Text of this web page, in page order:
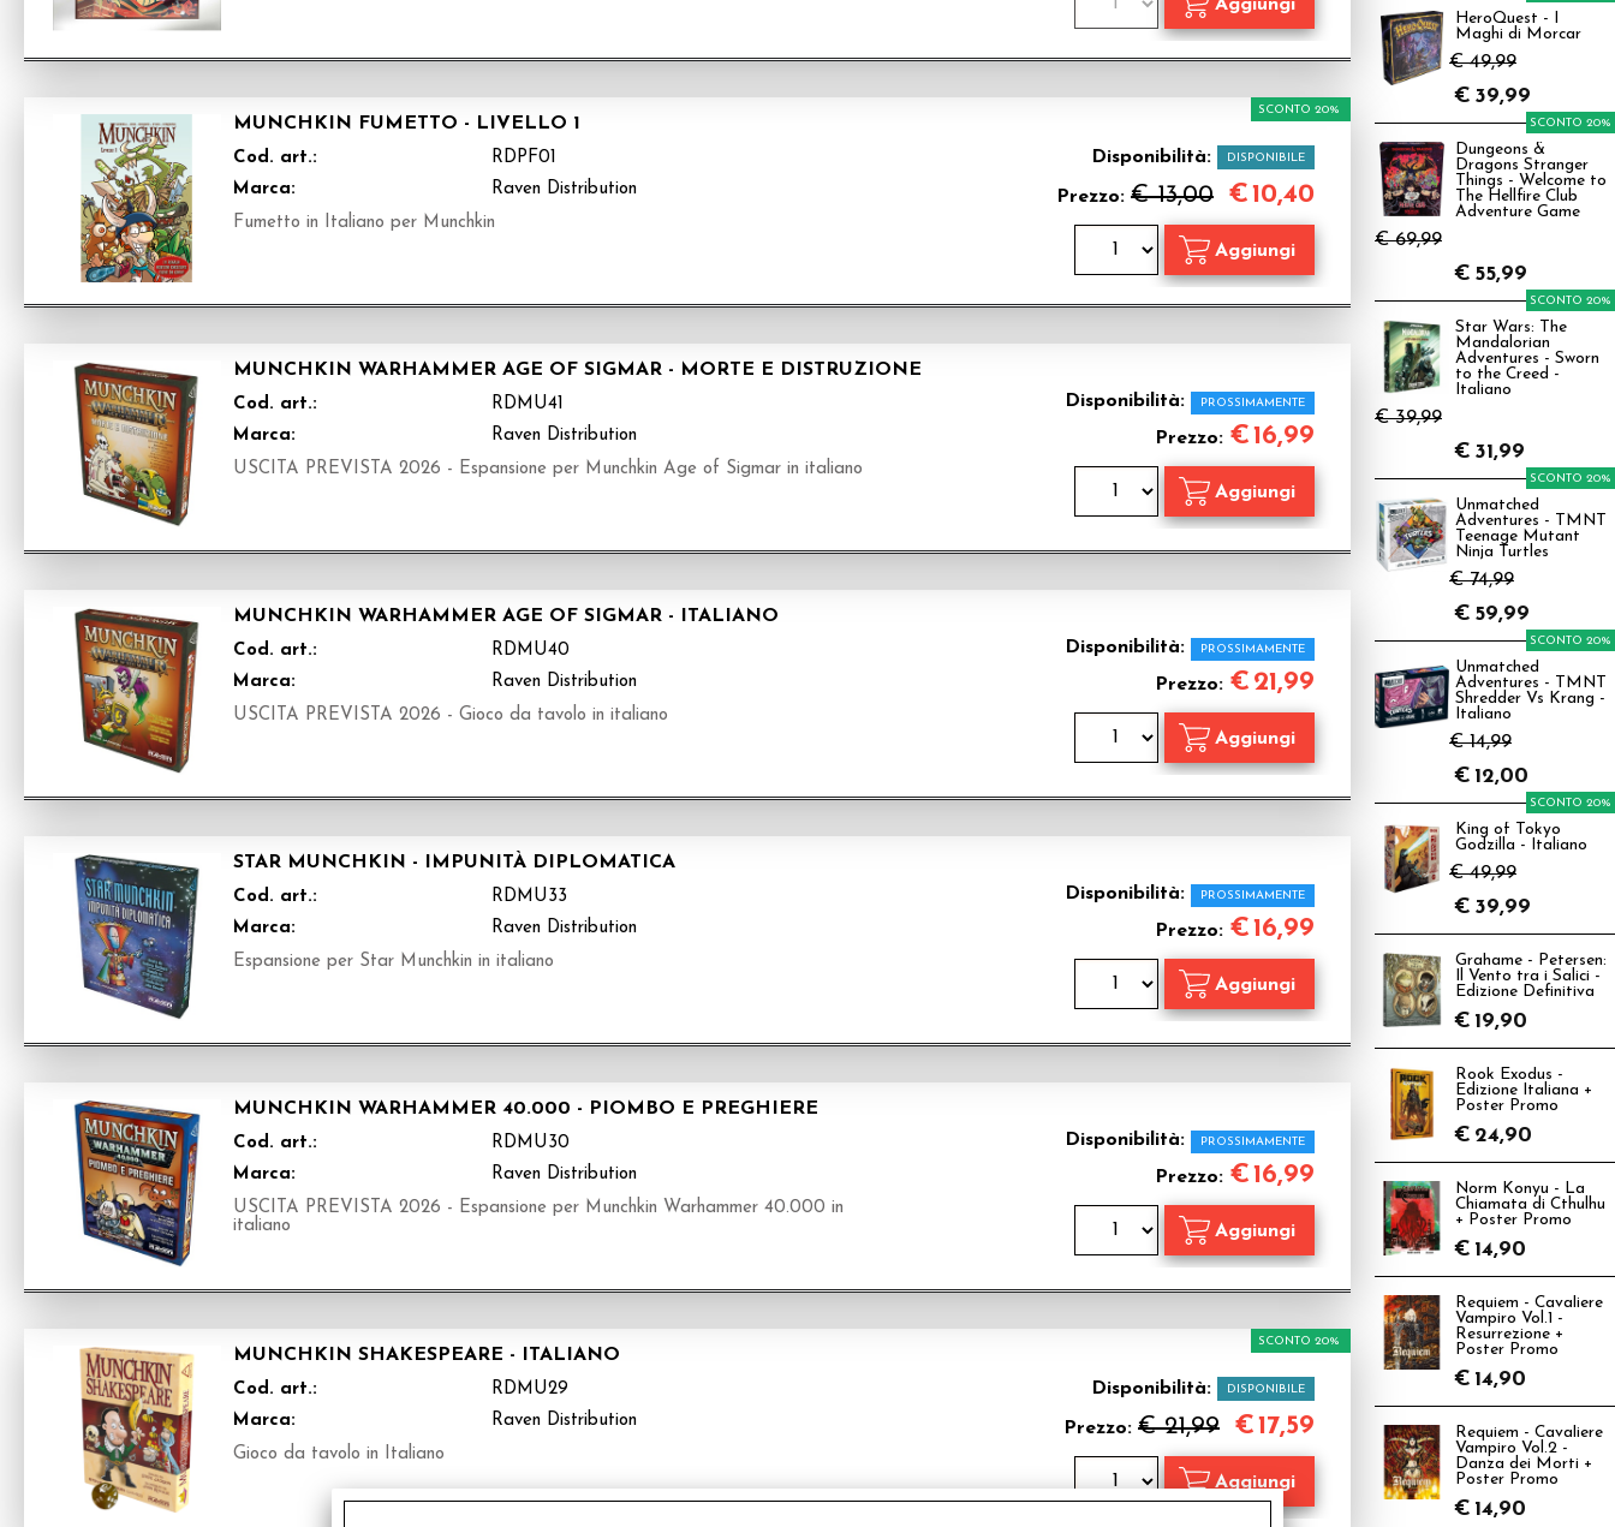
MUNCHKIN FUMETTO - LIVELLO 1
Cod. art.:
RDPF01
Marca:
Raven Distribution
Fumetto in Italiano per Munchkin
Disponibilità: DISPONIBILE
Prezzo: € 13,00
SCONTO 20%
€10,40
MUNCHKIN WARHAMMER AGE OF SIGMAR - MORTE E DISTRUZIONE
Cod. art.:
RDMU41
Marca:
Raven Distribution
USCITA PREVISTA 2026 - Espansione per Munchkin Age of Sigmar in italiano
Disponibilità: PROSSIMAMENTE
Prezzo: €16,99
MUNCHKIN WARHAMMER AGE OF SIGMAR - ITALIANO
Cod. art.:
RDMU40
Marca:
Raven Distribution
USCITA PREVISTA 2026 - Gioco da tavolo in italiano
Disponibilità: PROSSIMAMENTE
Prezzo: € 21,99
STAR MUNCHKIN - IMPUNITÀ DIPLOMATICA
Cod. art.:
RDMU33
Marca:
Raven Distribution
Espansione per Star Munchkin in italiano
Disponibilità: PROSSIMAMENTE
Prezzo: €16,99
MUNCHKIN WARHAMMER 40.000 - PIOMBO E PREGHIERE
Cod. art.:
RDMU30
Marca:
Raven Distribution
USCITA PREVISTA 2026 - Espansione per Munchkin Warhammer 40.000 in
italiano
Disponibilità: PROSSIMAMENTE
Prezzo: €16,99
MUNCHKIN SHAKESPEARE - ITALIANO
Cod. art.:
RDMU29
Marca:
Raven Distribution
Gioco da tavolo in Italiano
Disponibilità: DISPONIBILE
Prezzo: € 21,99
SCONTO 20%
€17,59
HeroQuest - I
Maghi di Morcar
€ 49,99
€ 39,99
Dungeons &
Dragons Stranger
Things - Welcome to
The Hellfire Club
Adventure Game
€ 69,99
SCONTO 20%
€ 55,99
Star Wars: The
Mandalorian
Adventures - Sworn
to the Creed -
Italiano
€ 39,99
SCONTO 20%
€ 31,99
Unmatched
Adventures - TMNT
Teenage Mutant
Ninja Turtles
€ 74,99
SCONTO 20%
€ 59,99
Unmatched
Adventures - TMNT
Shredder Vs Krang -
Italiano
€ 14,99
SCONTO 20%
€ 12,00
King of Tokyo
Godzilla - Italiano
€ 49,99
SCONTO 20%
€ 39,99
Grahame - Petersen:
Il Vento tra i Salici -
Edizione Definitiva
€ 19,90
Rook Exodus -
Edizione Italiana +
Poster Promo
€ 24,90
Norm Konyu - La
Chiamata di Cthulhu
+ Poster Promo
€ 14,90
Requiem - Cavaliere
Vampiro Vol.1 -
Resurrezione +
Poster Promo
€ 14,90
Requiem - Cavaliere
Vampiro Vol.2 -
Danza dei Morti +
Poster Promo
€ 14,90